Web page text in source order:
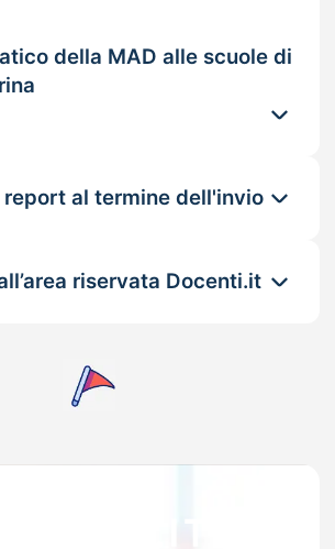
della MAD alle scuole di
report al termine dell'invio
riservata Docenti.it